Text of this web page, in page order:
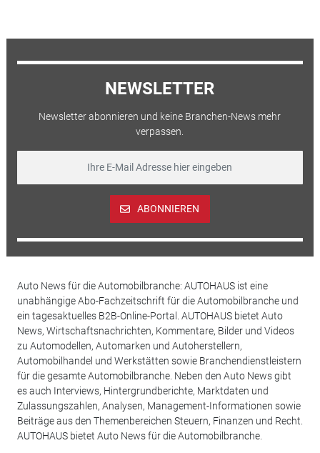
NEWSLETTER
Newsletter abonnieren und keine Branchen-News mehr
verpassen.
ABONNIEREN
Auto News für die Automobilbranche: AUTOHAUS ist eine
unabhängige Abo-Fachzeitschrift für die Automobilbranche und
ein tagesaktuelles B2B-Online-Portal. AUTOHAUS bietet Auto
News, Wirtschaftsnachrichten, Kommentare, Bilder und Videos
zu Automodellen, Automarken und Autoherstellern,
Automobilhandel und Werkstätten sowie Branchendienstleistern
für die gesamte Automobilbranche. Neben den Auto News gibt
es auch Interviews, Hintergrundberichte, Marktdaten und
Zulassungszahlen, Analysen, Management-Informationen sowie
Beiträge aus den Themenbereichen Steuern, Finanzen und Recht.
AUTOHAUS bietet Auto News für die Automobilbranche.